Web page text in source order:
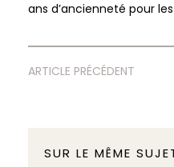
ans d’ancienneté pour
ARTICLE PRÉCÉDENT
SUR LE MÊME